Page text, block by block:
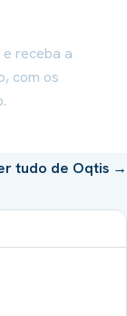
receba a
com os
tudo de Oqtis →